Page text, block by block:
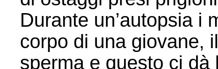
Durante un’autopsia i
corpo di una giovane,
sperma e questo ci dà